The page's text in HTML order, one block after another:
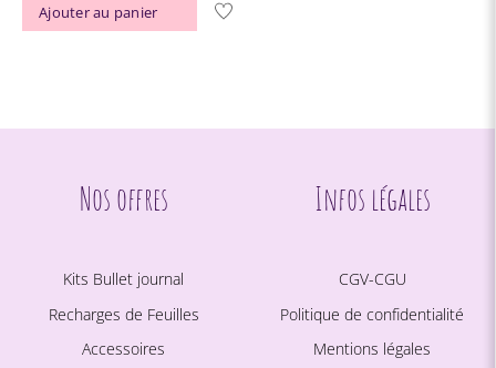
Ajouter au panier
Nos offres
Kits Bullet journal
Recharges de Feuilles
Accessoires
Infos légales
CGV-CGU
Politique de confidentialité
Mentions légales